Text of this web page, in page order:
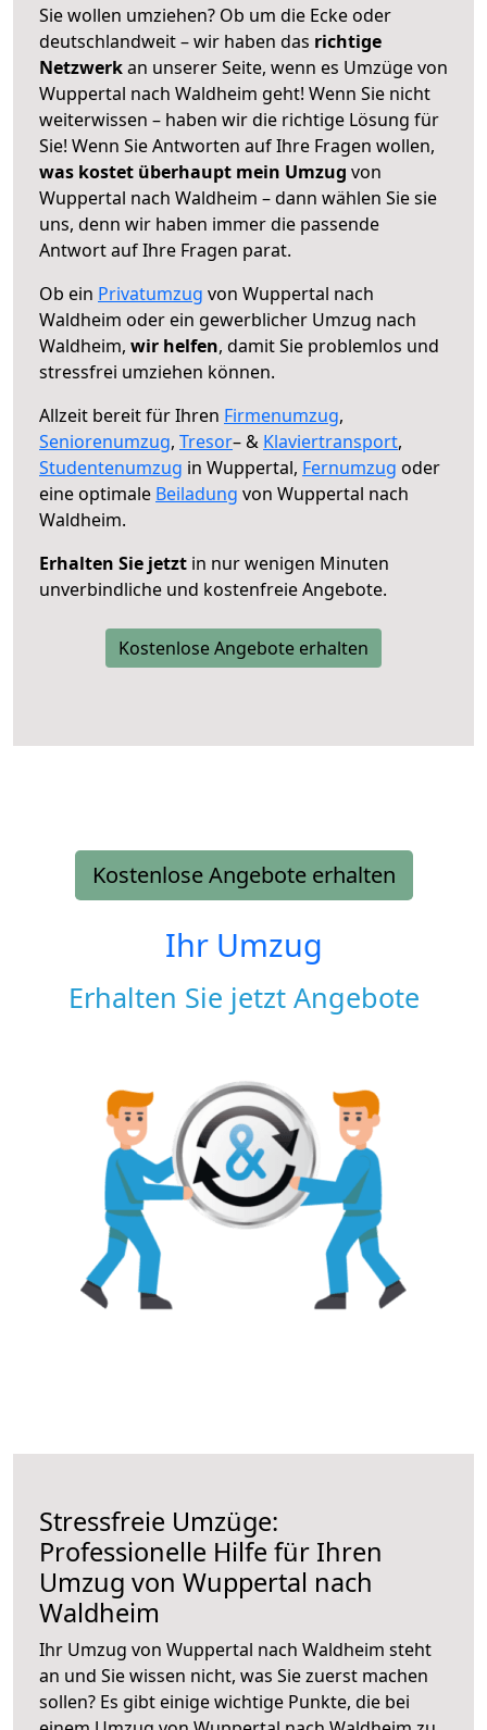
Sie wollen umziehen? Ob um die Ecke oder
deutschlandweit – wir haben das richtige
Netzwerkan unserer Seite, wenn es Umzüge von
Wuppertal nach Waldheim geht! Wenn Sie nicht
weiterwissen – haben wir die richtige Lösung für
Sie! Wenn Sie Antworten auf Ihre Fragen wollen,
was kostet überhaupt mein Umzug von
Wuppertal nach Waldheim – dann wählen Sie sie
uns, denn wir haben immer die passende
Antwort auf Ihre Fragen parat.
Ob ein Privatumzug von Wuppertal nach
Waldheim oder ein gewerblicher Umzug nach
Waldheim, wir helfen, damit Sie problemlos und
stressfrei umziehen können.
Allzeit bereit für Ihren Firmenumzug,
Seniorenumzug, Tresor– & Klaviertransport,
Studentenumzug in Wuppertal, Fernumzug oder
eine optimale Beiladung von Wuppertal nach
Waldheim.
Erhalten Sie jetzt in nur wenigen Minuten
unverbindliche und kostenfreie Angebote.
Kostenlose Angebote erhalten
Kostenlose Angebote erhalten
Ihr Umzug
Erhalten Sie jetzt Angebote
Stressfreie Umzüge:
Professionelle Hilfe für Ihren
Umzug von Wuppertal nach
Waldheim
Ihr Umzug von Wuppertal nach Waldheim steht
an und Sie wissen nicht, was Sie zuerst machen
sollen? Es gibt einige wichtige Punkte, die bei